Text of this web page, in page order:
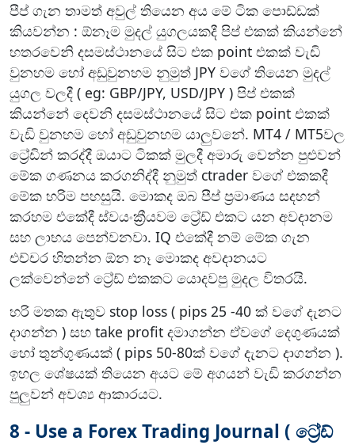
පීප් ගැන තාමත් අවුල් තියෙන අය මේ ටික පොඩ්ඩක්
කියවන්න : ඕනෑම මුදල් යුගලයකදී පිප් එකක් කියන්නේ
හතරවෙනි දසමස්ථානයේ සිට එක point එකක් වැඩි
වුනහම හෝ අඩුවුනහම නුමුත් JPY වගේ තියෙන මුදල්
යුගල වලදී ( eg: GBP/JPY, USD/JPY ) පිප් එකක්
කියන්නේ දෙවනි දසමස්ථානයේ සිට එක point එකක්
වැඩි වුනහම හෝ අඩුවුනහම යාලුවනේ. MT4 / MT5වල
ට්‍රේඩින් කරද්දී ඔයාට ටිකක් මුලදී අමාරු වෙන්න පුළුවන්
මේක ගණනය කරගනිද්දී නුමුත් ctrader වගේ එකකදී
මේක හරිම පහසුයි. මොකද ඔබ පීප් ප්‍රමාණය සදහන්
කරහම එකේදී ස්වයංක්‍රීයවම ට්‍රේඩ් එකට යන අවදානම
සහ ලාභය පෙන්වනවා. IQ එකේදී නම් මේක ගැන
එච්චර හිතන්න ඕන නෑ මොකද අවදානයට
ලක්වෙන්නේ ට්‍රේඩ් එකකට යොදවපු මුදල විතරයි.
හරි මතක ඇතුව stop loss ( pips 25 -40 ක් වගේ දැනට
දාගන්න ) සහ take profit දමාගන්න ඒවගේ දෙගුණයක්
හෝ තුන්ගුණයක් ( pips 50-80ක් වගේ දැනට දාගන්න ).
ඉහල ශේෂයක් තියෙන අයට මේ අගයන් වැඩි කරගන්න
පුලුවන් අවශ්‍ය ආකාරයට.
8 - Use a Forex Trading Journal ( ට්‍රේඩ්